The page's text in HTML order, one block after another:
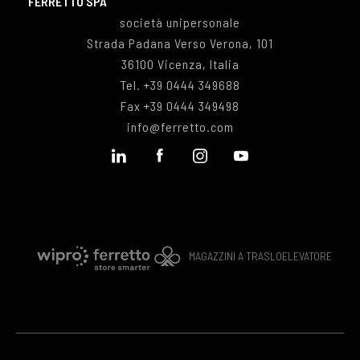
società unipersonale
Strada Padana Verso Verona, 101
36100 Vicenza, Italia
Tel. +39 0444 349688
Fax +39 0444 349498
info@ferretto.com
MAGAZZINI A TRASLOELEVATORE